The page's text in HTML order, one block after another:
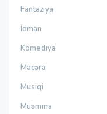
Fantaziya
İdman
Komediya
Macəra
Musiqi
Müəmma